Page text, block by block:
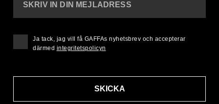
SKRIV IN DIN MEJLADRESS
SKICKA
Ja tack, jag vill få GAFFAs nyhetsbrev och accepterar
därmed integritetspolicyn